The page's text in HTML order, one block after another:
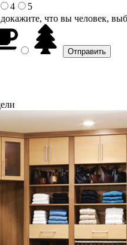
4
5
что вы человек,